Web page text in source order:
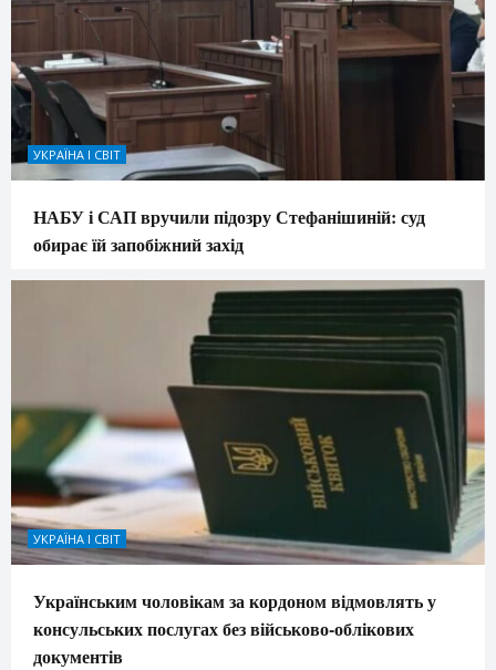
УКРАЇНА І СВІТ
НАБУ і САП вручили підозру Стефанішиній: суд
обирає їй запобіжний захід
УКРАЇНА І СВІТ
Українським чоловікам за кордоном відмовлять у
консульських послугах без військово-облікових
документів